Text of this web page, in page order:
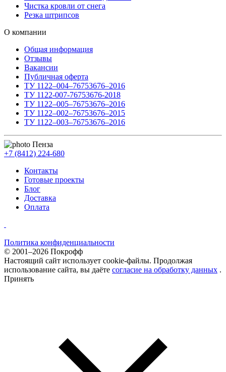
Чистка кровли от снега
Резка штрипсов
О компании
Общая информация
Отзывы
Вакансии
Публичная оферта
ТУ 1122–004–76753676–2016
ТУ 1122-007-76753676-2018
ТУ 1122–005–76753676–2016
ТУ 1122–002–76753676–2015
ТУ 1122–003–76753676–2016
Пенза
+7 (8412) 224-680
Контакты
Готовые проекты
Блог
Доставка
Оплата
Политика конфиденциальности
© 2001–2026 Покрофф
Настоящий сайт использует cookie-файлы. Продолжая
использование сайта, вы даёте согласие на обработку данных .
Принять